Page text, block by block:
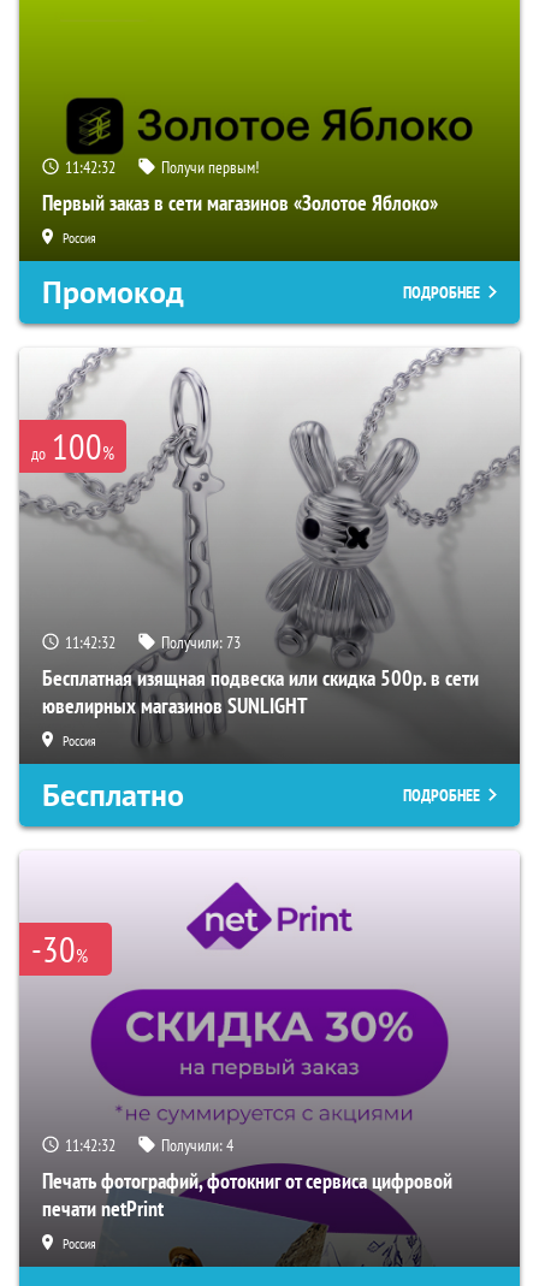
11:42:31 Получи первым!
Первый заказ в сети магазинов «Золотое Яблоко»
Россия
Промокод ПОДРОБНЕЕ
до 100%
11:42:31 Получили:73
Бесплатная изящная подвеска или скидка 500р. в сети
ювелирных магазинов SUNLIGHT
Россия
Бесплатно ПОДРОБНЕЕ
-30%
11:42:31 Получили:4
Печать фотографий, фотокниг от сервиса цифровой
печати netPrint
Россия